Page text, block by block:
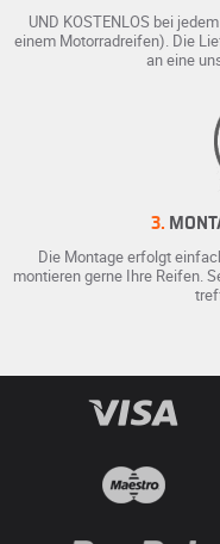
UND KOSTENLOS bei
einem Motorradreifen). Die
an eine
3.
Die Montage erfolgt
montieren gerne Ihre Reifen.